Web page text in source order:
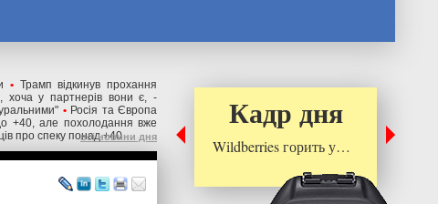
• Трамп відкинув прохання
хоча у партнерів вони є, -
• Росія та Європа
+40, але похолодання вже
про спеку понад +40
всі новини дня
Кадр дня
Wildberries горить у…